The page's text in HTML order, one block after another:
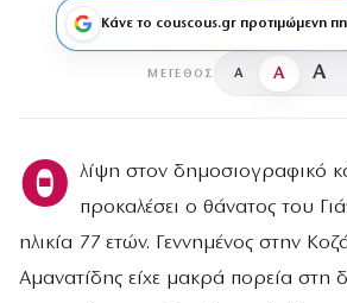
Κάνε το couscous.gr προτιμώμενη
ΜΈΓΕΘΟΣ A A A
Θ λίψη στον δημοσιογραφικό
προκαλέσει ο θάνατος του
ηλικία 77 ετών. Γεννημένος στην
Αμανατίδης είχε μακρά πορεία στη